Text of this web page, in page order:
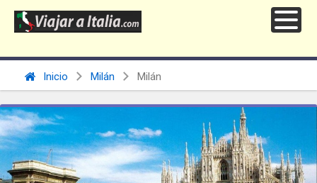
Inicio Milán Milán